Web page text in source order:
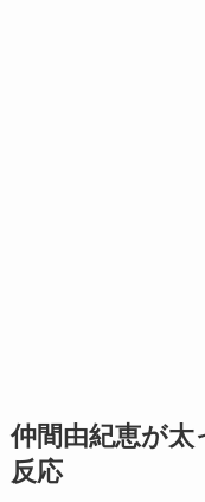
仲間由紀恵が
反応